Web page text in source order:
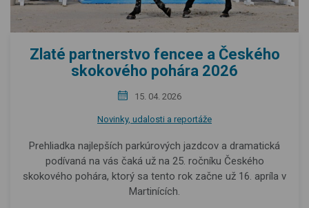
Zlaté partnerstvo fencee a Českého
skokového pohára 2026
15. 04. 2026
Novinky, udalosti a reportáže
Prehliadka najlepších parkúrových jazdcov a dramatická
podívaná na vás čaká už na 25. ročníku Českého
skokového pohára, ktorý sa tento rok začne už 16. apríla v
Martinících.